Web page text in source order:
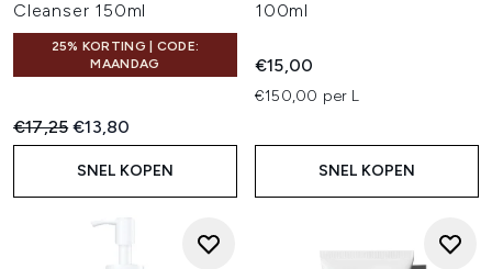
Cleanser 150ml
25% KORTING | CODE:
MAANDAG
Recommended Retail Price:
€17,25Huidige prijs:
€13,80
SNEL KOPEN
100ml
€15,00
€150,00 per L
SNEL KOPEN